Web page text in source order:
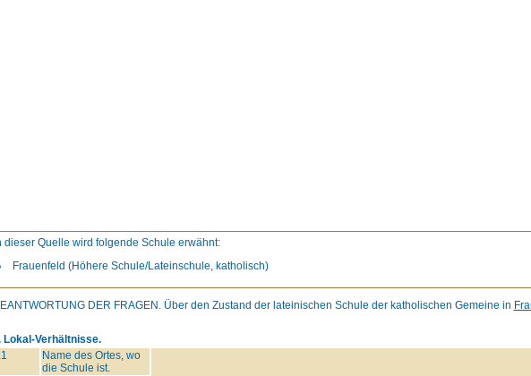
dieser Quelle wird folgende Schule erwähnt:
Frauenfeld (Höhere Schule/Lateinschule, katholisch)
DER FRAGEN. Über den Zustand der lateinischen Schule der katholischen Gemeine in
Lokal-Verhältnisse.
Name des Ortes, wo
die Schule ist.